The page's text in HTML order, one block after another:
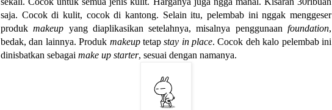
saja. Cocok di kulit, cocok di kantong. Selain itu, pelembab ini nggak menggeser
produkmakeup yang diaplikasikan setelahnya, misalnya penggunaanfoundation,
bedak, dan lainnya. Produk makeuptetapstay in place. Cocok deh kalo pelembab ini
dinisbatkan sebagai make up starter, sesuai dengan namanya.